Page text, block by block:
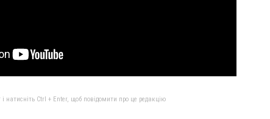
натисніть Ctrl + Enter, щоб повідомити про це редакцію